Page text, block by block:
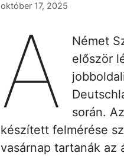
október 17, 2025
A
Német
először
során.
készített felmérése
vasárnap tartanák az